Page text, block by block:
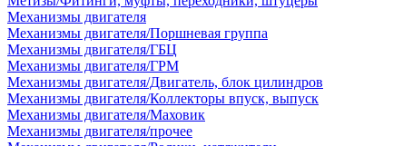
Механизмы двигателя
Механизмы двигателя/Поршневая группа
Механизмы двигателя/ГБЦ
Механизмы двигателя/ГРМ
Механизмы двигателя/Двигатель, блок цилиндров
Механизмы двигателя/Коллекторы впуск, выпуск
Механизмы двигателя/Маховик
Механизмы двигателя/прочее